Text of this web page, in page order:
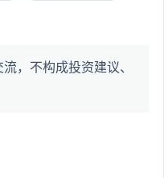
，不构成投资建议、